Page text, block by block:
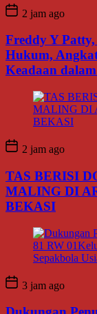
2 jam ago
Freddy Y
Hukum,
Keadaan
2 jam ago
TAS BERISI
MALING DI
BEKASI
3 jam ago